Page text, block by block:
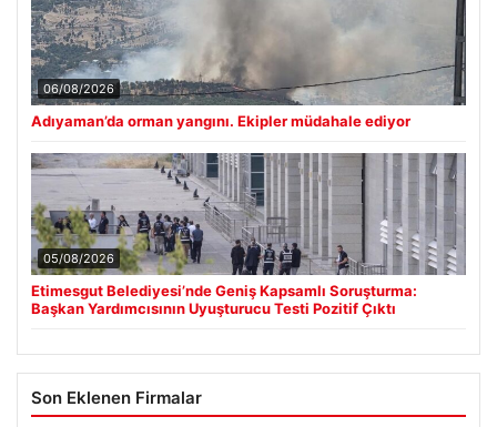
06/08/2026
Adıyaman’da orman yangını. Ekipler müdahale ediyor
05/08/2026
Etimesgut Belediyesi’nde Geniş Kapsamlı Soruşturma:
Başkan Yardımcısının Uyuşturucu Testi Pozitif Çıktı
Son Eklenen Firmalar